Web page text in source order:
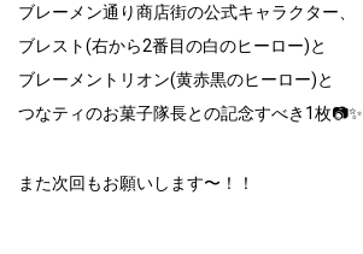
ブレーメン通り商店街の公式キャラクター、
ブレスト(右から2番目の白のヒーロー)と
ブレーメントリオン(黄赤黒のヒーロー)と
つなティのお菓子隊長との記念すべき1枚📷✨
また次回もお願いします〜！！